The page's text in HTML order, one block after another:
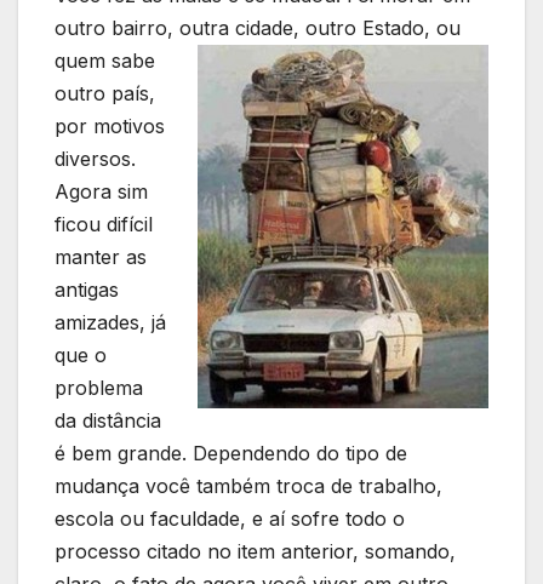
outro bairro, outra cidade, outro Estado, ou
quem sabe
outro país,
por motivos
diversos.
Agora sim
ficou difícil
manter as
antigas
amizades, já
que o
problema
da distância
é bem grande. Dependendo do tipo de
mudança você também troca de trabalho,
escola ou faculdade, e aí sofre todo o
processo citado no item anterior, somando,